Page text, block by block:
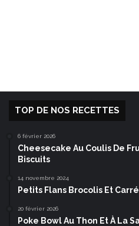
TOP DE NOS RECETTES
6 février 2026
Cheesecake Au Coulis De
Biscuits
14 novembre 2024
Petits Flans Brocolis Et
20 février 2026
Poke Bowl Au Thon Et À La